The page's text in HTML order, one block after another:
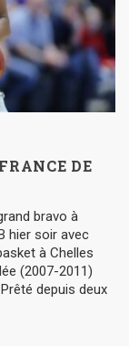
DE
bravo à
hier soir avec
à Chelles
(2007-2011)
depuis deux